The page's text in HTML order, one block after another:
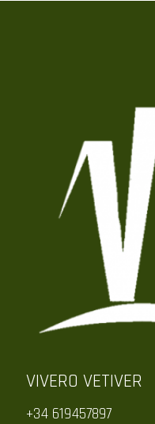
VIVERO VETIVER
+34 619457897